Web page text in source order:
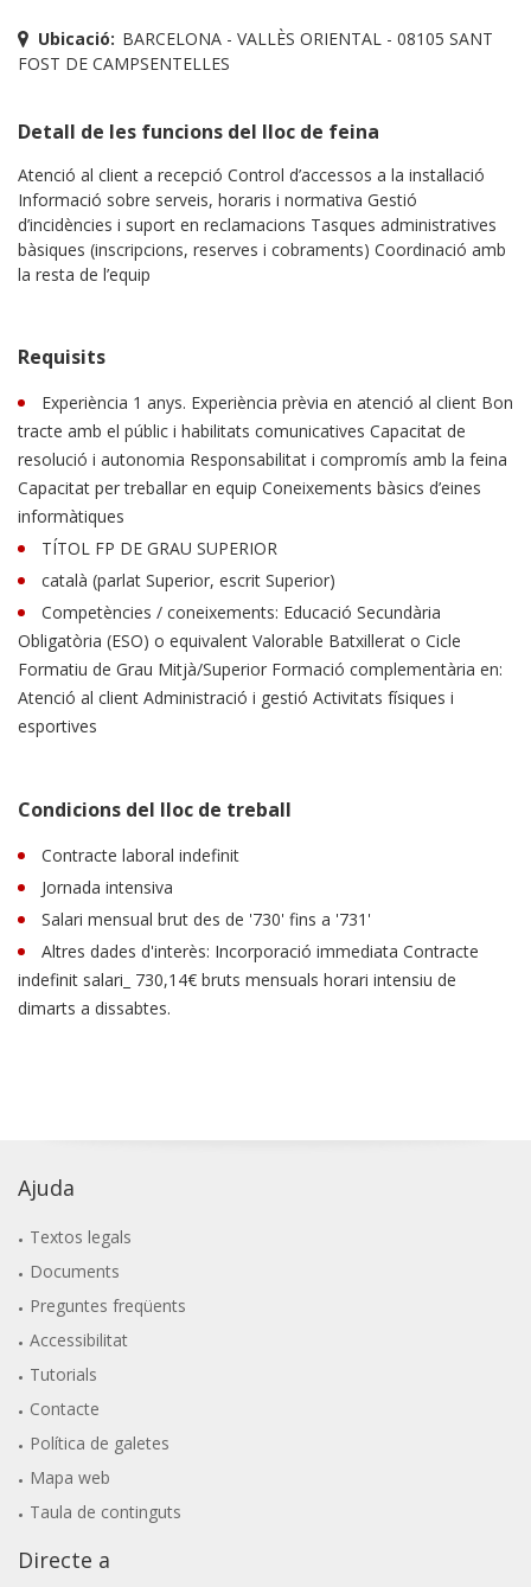
Ubicació: BARCELONA - VALLÈS ORIENTAL - 08105 SANT
FOST DE CAMPSENTELLES
Detall de les funcions del lloc de feina
Atenció al client a recepció Control d’accessos a la instal·lació
Informació sobre serveis, horaris i normativa Gestió
d’incidències i suport en reclamacions Tasques administratives
bàsiques (inscripcions, reserves i cobraments) Coordinació amb
la resta de l’equip
Requisits
Experiència 1 anys. Experiència prèvia en atenció al client Bon
tracte amb el públic i habilitats comunicatives Capacitat de
resolució i autonomia Responsabilitat i compromís amb la feina
Capacitat per treballar en equip Coneixements bàsics d’eines
informàtiques
TÍTOL FP DE GRAU SUPERIOR
català (parlat Superior, escrit Superior)
Competències / coneixements: Educació Secundària
Obligatòria (ESO) o equivalent Valorable Batxillerat o Cicle
Formatiu de Grau Mitjà/Superior Formació complementària en:
Atenció al client Administració i gestió Activitats físiques i
esportives
Condicions del lloc de treball
Contracte laboral indefinit
Jornada intensiva
Salari mensual brut des de '730' fins a '731'
Altres dades d'interès: Incorporació immediata Contracte
indefinit salari_ 730,14€ bruts mensuals horari intensiu de
dimarts a dissabtes.
Ajuda
Textos legals
Documents
Preguntes freqüents
Accessibilitat
Tutorials
Contacte
Política de galetes
Mapa web
Taula de continguts
Directe a